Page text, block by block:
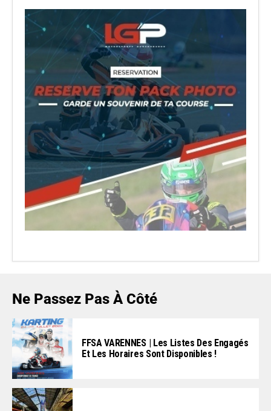
Ne Passez Pas À Côté
FFSA VARENNES | Les Listes Des Engagés
Et Les Horaires Sont Disponibles !